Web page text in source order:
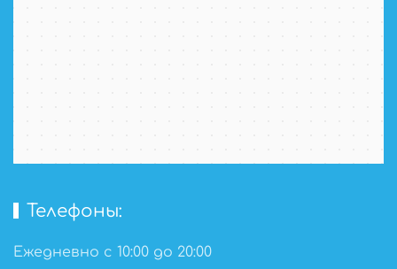
Телефоны:
Ежедневно с 10:00 до 20:00